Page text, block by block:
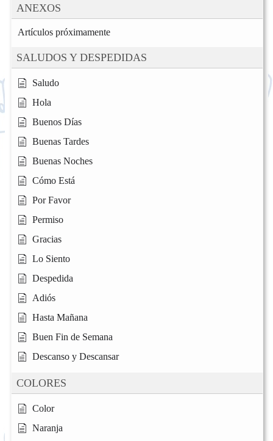
ANEXOS
Artículos próximamente
SALUDOS Y DESPEDIDAS
Saludo
Hola
Buenos Días
Buenas Tardes
Buenas Noches
Cómo Está
Por Favor
Permiso
Gracias
Lo Siento
Despedida
Adiós
Hasta Mañana
Buen Fin de Semana
Descanso y Descansar
COLORES
Color
Naranja